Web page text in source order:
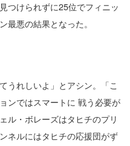
つけられずに25位でフィニッ
最悪の結果となった。
うれしいよ」とアシン。「こ
ンではスマートに 戦う必要が
ル・ボレーズはタヒチのプリ
ネルにはタヒチの応援団がず